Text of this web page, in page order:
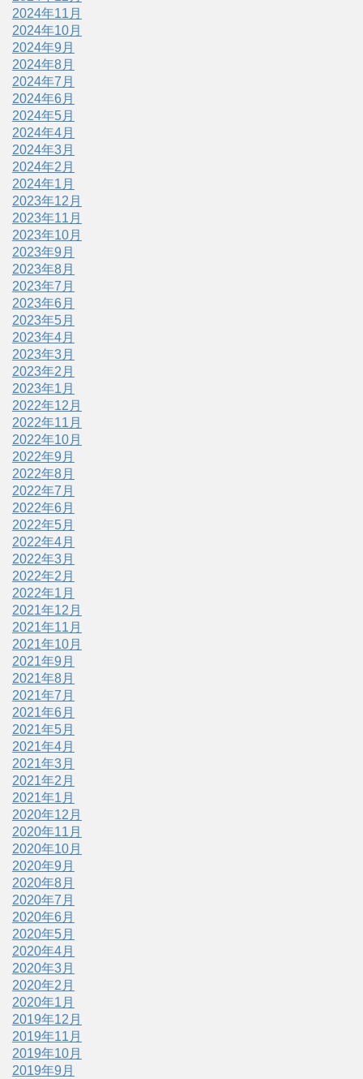
2024年11月
2024年10月
2024年9月
2024年8月
2024年7月
2024年6月
2024年5月
2024年4月
2024年3月
2024年2月
2024年1月
2023年12月
2023年11月
2023年10月
2023年9月
2023年8月
2023年7月
2023年6月
2023年5月
2023年4月
2023年3月
2023年2月
2023年1月
2022年12月
2022年11月
2022年10月
2022年9月
2022年8月
2022年7月
2022年6月
2022年5月
2022年4月
2022年3月
2022年2月
2022年1月
2021年12月
2021年11月
2021年10月
2021年9月
2021年8月
2021年7月
2021年6月
2021年5月
2021年4月
2021年3月
2021年2月
2021年1月
2020年12月
2020年11月
2020年10月
2020年9月
2020年8月
2020年7月
2020年6月
2020年5月
2020年4月
2020年3月
2020年2月
2020年1月
2019年12月
2019年11月
2019年10月
2019年9月